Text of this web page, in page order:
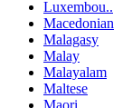
Luxembou..
Macedonian
Malagasy
Malay
Malayalam
Maltese
Maori